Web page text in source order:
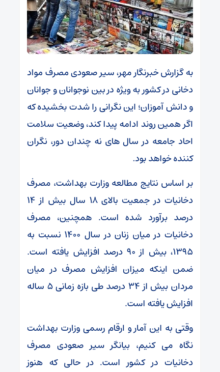
به گزارش خبرنگار مهر، سیر صعودی مصرف مواد
دخانی در کشور به ویژه در بین نوجوانان و جوانان
و دانش آموزان؛ این نگرانی را شدت بخشیده که
اگر همین روند ادامه پیدا کند، وضعیت سلامت
احاد جامعه در سال های نه چندان دور، نگران
کننده خواهد بود.
بر اساس نتایج مطالعه وزارت بهداشت، مصرف
دخانیات در جمعیت بالای ۱۸ سال بیش از ۱۴
درصد برآورد شده است. همچنین، مصرف
دخانیات در میان زنان در سال ۱۴۰۰ نسبت به
۱۳۹۵، بیش از ۹۰ درصد افزایش یافته‌ است.
ضمن اینکه میزان افزایش مصرف در میان
مردان بیش از ۳۴ درصد طی بازه زمانی ۵ ساله
افزایش یافته است.
وقتی به این آمار و ارقام رسمی وزارت بهداشت
نگاه می کنیم، بیانگر سیر صعودی مصرف
دخانیات در کشور است. در حالی که هنوز